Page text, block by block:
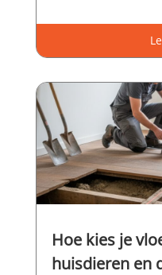
Hoe kies je
huisdieren en